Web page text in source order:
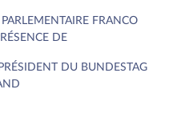
FRANCO
DE
DU BUNDESTAG